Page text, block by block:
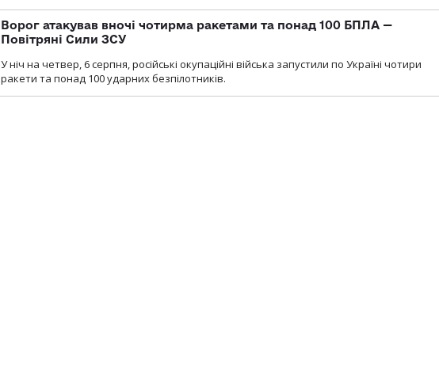
Ворог атакував вночі чотирма ракетами та понад 100 БПЛА —
Повітряні Сили ЗСУ
У ніч на четвер, 6 серпня, російські окупаційні війська запустили по Україні чотири
ракети та понад 100 ударних безпілотників.